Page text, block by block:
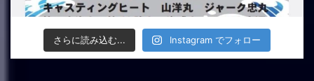
さらに読み込む... Instagram でフォロー